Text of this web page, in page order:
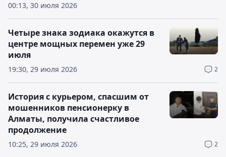
00:13, 30 июля 2026
19:30, 29 июля 2026 2
Четыре знака зодиака окажутся в
центре мощных перемен уже 29
июля
10:25, 29 июля 2026 2
История с курьером, спасшим от
мошенников пенсионерку в
Алматы, получила счастливое
продолжение